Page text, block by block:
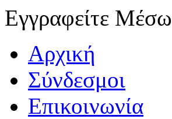
Εγγραφείτε Μέσω
Αρχική
Σύνδεσμοι
Επικοινωνία